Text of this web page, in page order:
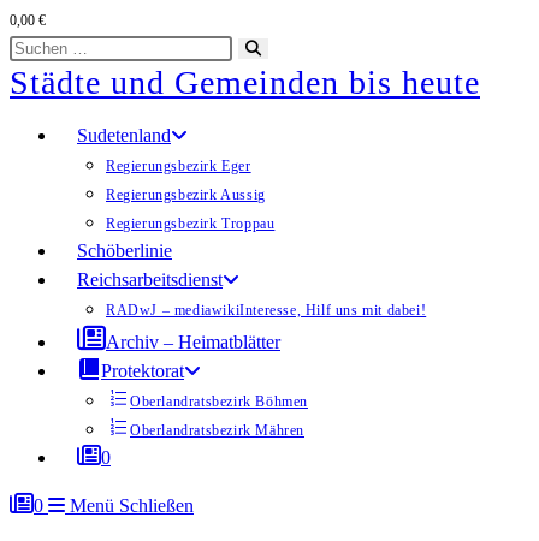
0,00 €
Diese
Website
durchsuchen
starten
Städte und Gemeinden bis heute
Sudetenland
Regierungsbezirk Eger
Regierungsbezirk Aussig
Regierungsbezirk Troppau
Schöberlinie
Reichsarbeitsdienst
RADwJ – mediawikiInteresse, Hilf uns mit dabei!
Archiv – Heimatblätter
Protektorat
Oberlandratsbezirk Böhmen
Oberlandratsbezirk Mähren
0
0 Menü Schließen